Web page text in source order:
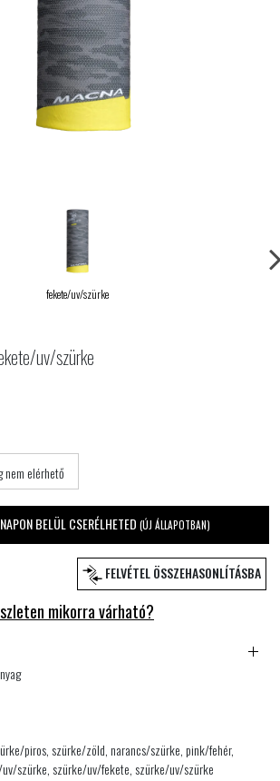
fekete/uv/szürke
uv/szürke
nem elérhető
BELÜL CSERÉLHETED (ÚJ ÁLLAPOTBAN)
FELVÉTEL ÖSSZEHASONLÍTÁSBA
mikorra várható?
piros, szürke/zöld, narancs/szürke, pink/fehér,
szürke, szürke/uv/fekete, szürke/uv/szürke